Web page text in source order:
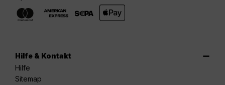
Hilfe & Kontakt
Hilfe
Sitemap